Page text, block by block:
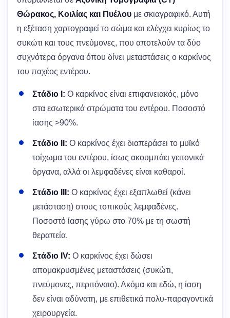
Θώρακος, Κοιλίας και Πυέλου με σκιαγραφικό. Αυτή
η εξέταση χαρτογραφεί το σώμα και ελέγχει κυρίως το
συκώτι και τους πνεύμονες, που αποτελούν τα δύο
συχνότερα όργανα όπου δίνει μεταστάσεις ο καρκίνος
του παχέος εντέρου.
Στάδιο I: Ο καρκίνος είναι επιφανειακός, μόνο
στα εσωτερικά στρώματα του εντέρου. Ποσοστό
ίασης >90%.
Στάδιο II: Ο καρκίνος έχει διαπεράσει το μυϊκό
τοίχωμα του εντέρου, ίσως ακουμπάει γειτονικά
όργανα, αλλά οι λεμφαδένες είναι καθαροί.
Στάδιο III: Ο καρκίνος έχει εξαπλωθεί (κάνει
μετάσταση) στους τοπικούς λεμφαδένες.
Ποσοστό ίασης γύρω στο 70% με τη σωστή
θεραπεία.
Στάδιο IV: Ο καρκίνος έχει δώσει
απομακρυσμένες μεταστάσεις (συκώτι,
πνεύμονες, περιτόναιο). Ακόμα και εδώ, η ίαση
δεν είναι αδύνατη, με επιθετικά πολυ-παραγοντικά
χειρουργεία.